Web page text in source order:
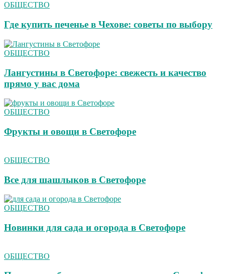
ОБЩЕСТВО
Где купить печенье в Чехове: советы по выбору
ОБЩЕСТВО
Лангустины в Светофоре: свежесть и качество
прямо у вас дома
ОБЩЕСТВО
Фрукты и овощи в Светофоре
ОБЩЕСТВО
Все для шашлыков в Светофоре
ОБЩЕСТВО
Новинки для сада и огорода в Светофоре
ОБЩЕСТВО